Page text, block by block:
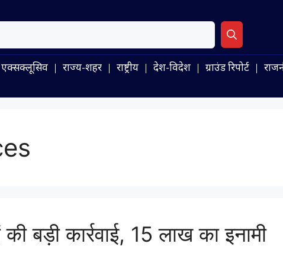
एक्सक्लूसिव राज्य-शहर राष्ट्रीय देश-विदेश ग्राउंड रिपोर्ट
की बड़ी कार्रवाई, 15 लाख का इनामी